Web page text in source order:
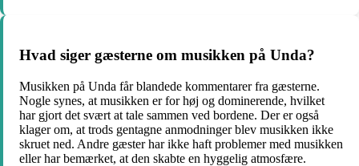
Hvad siger gæsterne om musikken på Unda?
Musikken på Unda får blandede kommentarer fra gæsterne.
Nogle synes, at musikken er for høj og dominerende, hvilket
har gjort det svært at tale sammen ved bordene. Der er også
klager om, at trods gentagne anmodninger blev musikken ikke
skruet ned. Andre gæster har ikke haft problemer med musikken
eller har bemærket, at den skabte en hyggelig atmosfære.